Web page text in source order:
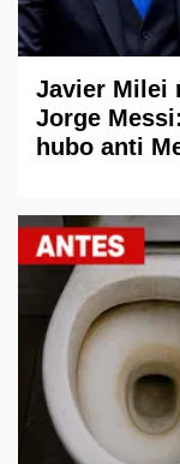
Javier Milei
Jorge
hubo anti